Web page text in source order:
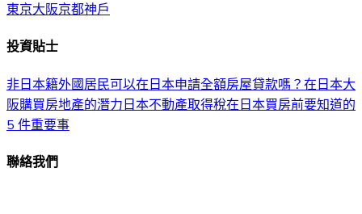
東京大阪京都神戶
投資貼士
非日本籍外國居民可以在日本申請全額房屋貸款嗎？在日本大
阪購買房地產的潛力日本不動產取得稅在日本買房前要知道的
5 件重要事
聯絡我們